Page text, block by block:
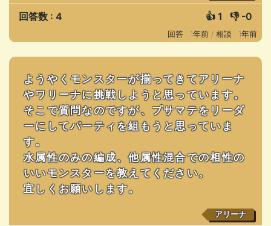
回答数 : 4 👍 1 👎 -0
回答 : 1年前 / 相談 : 1年前
ようやくモンスターが揃ってきてアリーナ
やワリーナに挑戦しようと思っています。
そこで質問なのですが、プサマテをリーダ
ーにしてパーティを組もうと思っていま
す。
水属性のみの編成、他属性混合での相性の
いいモンスターを教えてください。
宜しくお願いします。
アリーナ